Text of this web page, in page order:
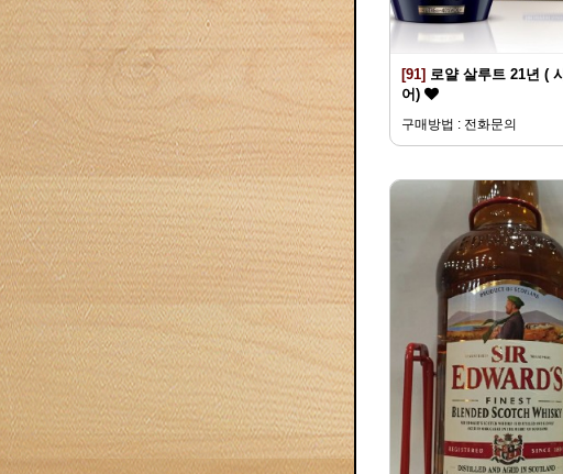
[91] 로얄 살루트 21년 (
어)
구매방법 : 전화문의